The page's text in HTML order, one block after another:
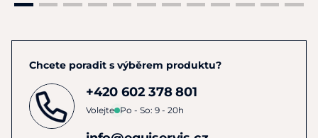
Chcete poradit s výběrem produktu?
+420 602 378 801
Volejte Po - So: 9 - 20h